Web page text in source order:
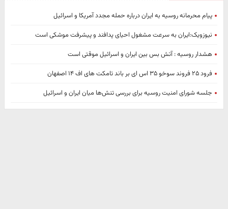
پیام محرمانه روسیه به ایران درباره حمله مجدد آمریکا و اسرائیل
نیوزویک:ایران به سرعت مشغول احیای پدافند و پیشرفت موشکی است
هشدار روسیه : آتش بس بین ایران و اسرائیل موقتی است
فرود ۲۵ فروند سوخو ۳۵ اس ای بر باند تامکت های اف ۱۴ اصفهان
جلسه شورای امنیت روسیه برای بررسی تنش‌ها میان ایران و اسرائیل